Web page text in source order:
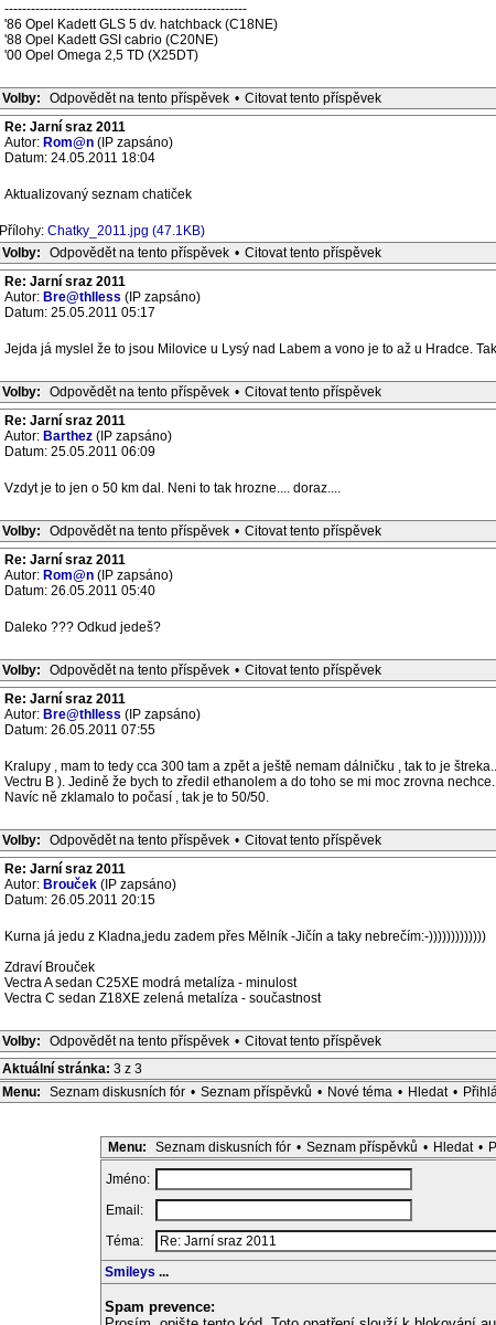
-------------------------------------------------------
'86 Opel Kadett GLS 5 dv. hatchback (C18NE)
'88 Opel Kadett GSI cabrio (C20NE)
'00 Opel Omega 2,5 TD (X25DT)
Volby: Odpovědět na tento příspěvek • Citovat tento příspěvek
Re: Jarní sraz 2011
Autor: Rom@n (IP zapsáno)
Datum: 24.05.2011 18:04
Aktualizovaný seznam chatiček
Přílohy: Chatky_2011.jpg (47.1KB)
Volby:
Odpovědět na tento příspěvek • Citovat tento příspěvek
Re: Jarní sraz 2011
Autor: Bre@thlless (IP zapsáno)
Datum: 25.05.2011 05:17
Jejda já myslel že to jsou Milovice u Lysý nad Labem a vono je to až u Hradce.
Volby: Odpovědět na tento příspěvek • Citovat tento příspěvek
Re: Jarní sraz 2011
Autor: Barthez (IP zapsáno)
Datum: 25.05.2011 06:09
Vzdyt je to jen o 50 km dal. Neni to tak hrozne.... doraz....
Volby: Odpovědět na tento příspěvek • Citovat tento příspěvek
Re: Jarní sraz 2011
Autor: Rom@n (IP zapsáno)
Datum: 26.05.2011 05:40
Daleko ??? Odkud jedeš?
Volby: Odpovědět na tento příspěvek • Citovat tento příspěvek
Re: Jarní sraz 2011
Autor: Bre@thlless (IP zapsáno)
Datum: 26.05.2011 07:55
Kralupy , mam to tedy cca 300 tam a zpět a ještě nemam dálničku , tak to je
Vectru B ). Jedině že bych to zředil ethanolem a do toho se mi moc zrovna
Navíc ně zklamalo to počasí , tak je to 50/50.
Volby: Odpovědět na tento příspěvek • Citovat tento příspěvek
Re: Jarní sraz 2011
Autor: Brouček (IP zapsáno)
Datum: 26.05.2011 20:15
Kurna já jedu z Kladna,jedu zadem přes Mělník -Jičín a taky nebrečím:-)))))))))))))
Zdraví Brouček
Vectra A sedan C25XE modrá metalíza - minulost
Vectra C sedan Z18XE zelená metalíza - součastnost
Volby: Odpovědět na tento příspěvek • Citovat tento příspěvek
Aktuální stránka: 3 z 3
Menu: Seznam diskusních fór • Seznam příspěvků • Nové téma • Hledat •
Menu: Seznam diskusních fór • Seznam příspěvků • Hledat •
Jméno:
Email:
Téma:
Smileys ...
Spam prevence: